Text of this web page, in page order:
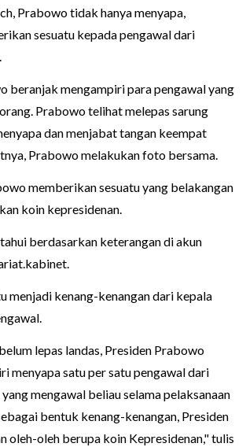
Prabowo tidak hanya menyapa,
sesuatu kepada pengawal dari
beranjak mengampiri para pengawal yang
Prabowo telihat melepas sarung
dan menjabat tangan keempat
Prabowo melakukan foto bersama.
memberikan sesuatu yang belakangan
koin kepresidenan.
berdasarkan keterangan di akun
menjadi kenang-kenangan dari kepala
lepas landas, Presiden Prabowo
menyapa satu per satu pengawal dari
mengawal beliau selama pelaksanaan
bentuk kenang-kenangan, Presiden
oleh-oleh berupa koin Kepresidenan," tulis